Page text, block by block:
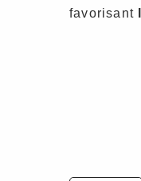
favorisant